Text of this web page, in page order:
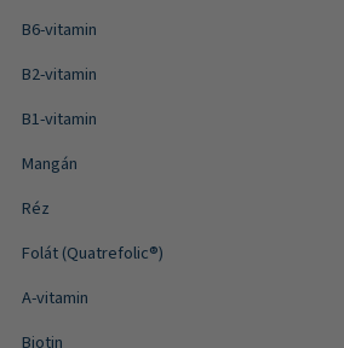
B6-vitamin
B2-vitamin
B1-vitamin
Mangán
Réz
Folát (Quatrefolic®)
A-vitamin
Biotin